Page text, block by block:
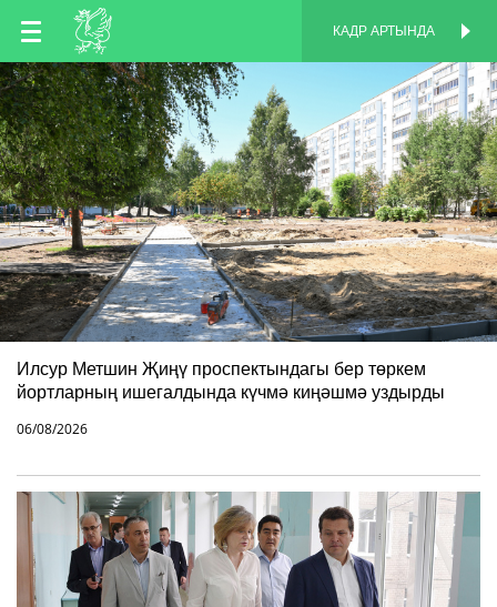
TT
EN
RU
КАДР АРТЫНДА
Илсур Метшин Җиңү проспектындагы бер төркем
йортларның ишегалдында күчмә киңәшмә уздырды
06/08/2026
КАДР АРТЫНДА